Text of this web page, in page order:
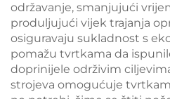
održavanje, smanjujući
produljujući vijek trajanja
osiguravaju sukladnost s
pomažu tvrtkama da
doprinijele održivim
strojeva omogućuje